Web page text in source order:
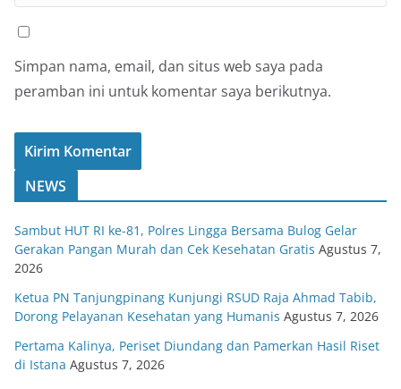
Simpan nama, email, dan situs web saya pada
peramban ini untuk komentar saya berikutnya.
NEWS
Sambut HUT RI ke-81, Polres Lingga Bersama Bulog Gelar
Gerakan Pangan Murah dan Cek Kesehatan Gratis Agustus 7,
2026
Ketua PN Tanjungpinang Kunjungi RSUD Raja Ahmad Tabib,
Dorong Pelayanan Kesehatan yang Humanis Agustus 7, 2026
Pertama Kalinya, Periset Diundang dan Pamerkan Hasil Riset
di Istana Agustus 7, 2026